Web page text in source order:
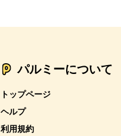
パルミーについて
トップページ
ヘルプ
利用規約